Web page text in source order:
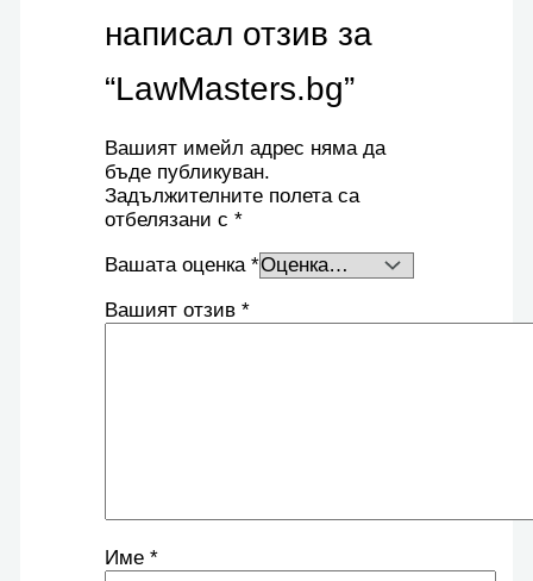
написал отзив за
“LawMasters.bg”
Вашият имейл адрес няма да
бъде публикуван.
Задължителните полета са
отбелязани с *
Вашата оценка *
Вашият отзив *
Име *